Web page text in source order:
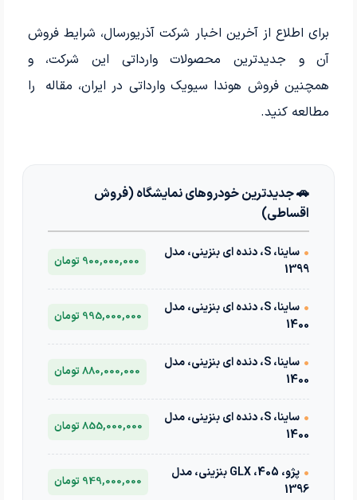
برای اطلاع از آخرین اخبار شرکت آذریورسال، شرایط فروش
آن و جدیدترین محصولات وارداتی این شرکت، و
همچنین فروش هوندا سیویک وارداتی در ایران، مقاله
را
مطالعه کنید.
🚗 جدیدترین خودروهای نمایشگاه (فروش
اقساطی)
•
ساینا، S، دنده ای بنزینی، مدل
1399
900,000,000 تومان
•
ساینا، S، دنده ای بنزینی، مدل
1400
995,000,000 تومان
•
ساینا، S، دنده ای بنزینی، مدل
1400
880,000,000 تومان
•
ساینا، S، دنده ای بنزینی، مدل
1400
855,000,000 تومان
•
پژو، 405، GLX بنزینی، مدل
1396
949,000,000 تومان